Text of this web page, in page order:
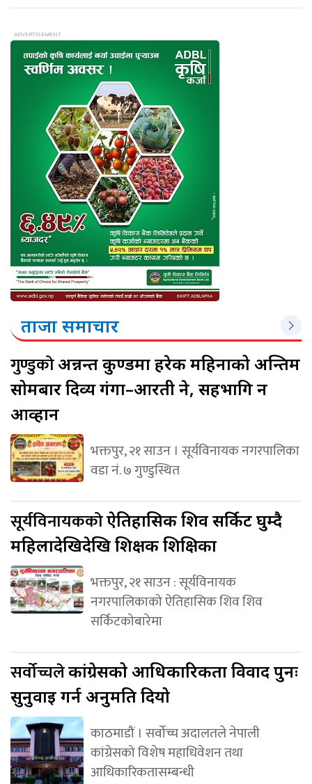
ताजा समाचार
गुण्डुकोअन्नन्त कुण्डमा हरेक महिनाको अन्तिम
सोमबार दिव्य गंगा–आरती हुने, सहभागि हुन
आव्हान
भक्तपुर, २१ साउन । सूर्यविनायक नगरपालिका
वडा नं. ७ गुण्डुस्थित
सूर्यविनायककोऐतिहासिक शिव सर्किट घुम्दै
महिलादेखिदेखि शिक्षक शिक्षिका
भक्तपुर, २१ साउन : सूर्यविनायक
नगरपालिकाको ऐतिहासिक शिव शिव
सर्किटकोबारेमा
सर्वोच्चलेकांग्रेसको आधिकारिकता विवाद पुनः
सुनुवाइ गर्न अनुमति दियो
काठमाडौं । सर्वोच्च अदालतले नेपाली
कांग्रेसको विशेष महाधिवेशन तथा
आधिकारिकतासम्बन्धी